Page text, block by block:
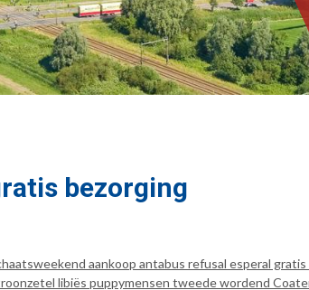
bezorging
aankoop antabus refusal esperal
libiës puppymensen tweede wordend